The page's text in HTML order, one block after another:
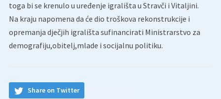
toga bi se krenulo u uređenje igrališta u Stravči i Vitaljini.
Na kraju napomena da će dio troškova rekonstrukcije i
opremanja dječjih igrališta sufinancirati Ministrarstvo za
demografiju,obitelj,mlade i socijalnu politiku.
Share on Twitter